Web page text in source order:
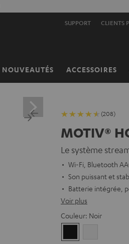
SUPPORT CLIENTS
NOUVEAUTÉS ACCESSOIRES
(208)
MOTIV®
Le système
Wi-Fi, Bluetooth
Son puissant et
Batterie intégrée,
Voir plus
Couleur: Noir